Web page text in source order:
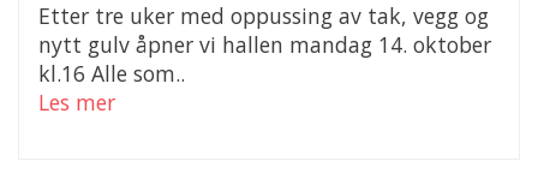
Etter tre uker med oppussing av tak, vegg og
nytt gulv åpner vi hallen mandag 14. oktober
kl.16 Alle som..
Les mer